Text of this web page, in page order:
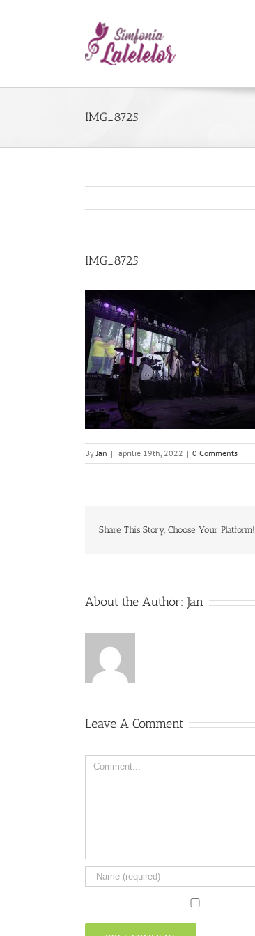
IMG_8725
IMG_8725
ByJan | aprilie 19th, 2022 | 0 Comments
Share This Story, Choose Your Platform!
About the Author: Jan
Leave A Comment
Comment